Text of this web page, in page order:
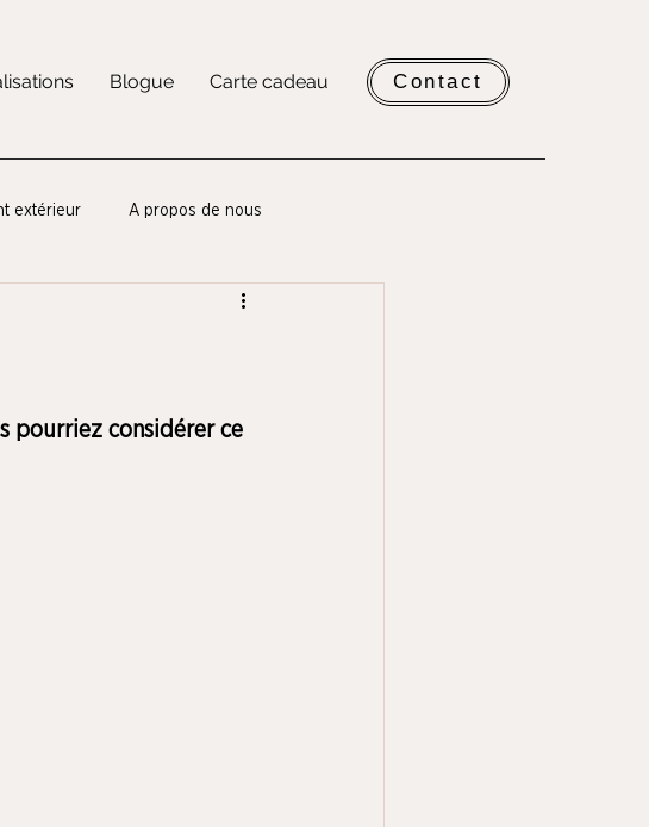
Blogue Carte cadeau Contact
extérieur A propos de nous
pourriez considérer ce